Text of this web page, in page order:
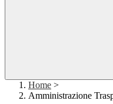
Home >
Amministrazione